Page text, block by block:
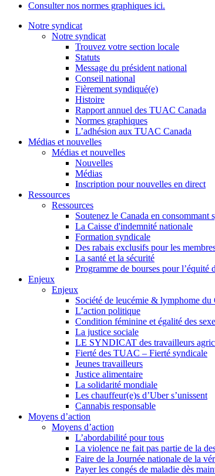
Consulter nos normes graphiques ici.
Notre syndicat
Notre syndicat
Trouvez votre section locale
Statuts
Message du président national
Conseil national
Fièrement syndiqué(e)
Histoire
Rapport annuel des TUAC Canada
Normes graphiques
L’adhésion aux TUAC Canada
Médias et nouvelles
Médias et nouvelles
Nouvelles
Médias
Inscription pour nouvelles en direct
Ressources
Ressources
Soutenez le Canada en consommant
La Caisse d'indemnité nationale
Formation syndicale
Des rabais exclusifs pour les
La santé et la sécurité
Programme de bourses pour l’équité
Enjeux
Enjeux
Société de leucémie & lymphome du
L’action politique
Condition féminine et égalité des
La justice sociale
LE SYNDICAT des travailleurs
Fierté des TUAC – Fierté syndicale
Jeunes travailleurs
Justice alimentaire
La solidarité mondiale
Les chauffeur(e)s d’Uber s’unissent
Cannabis responsable
Moyens d’action
Moyens d’action
L’abordabilité pour tous
La violence ne fait pas partie de la
Faire de la Journée nationale de la
Payer les congés de maladie dès